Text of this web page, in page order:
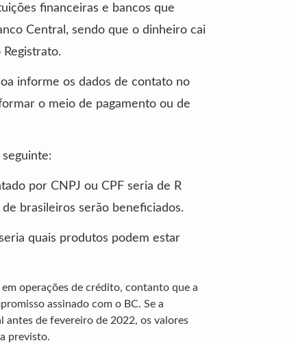
financeiras e bancos que
Central, sendo que o dinheiro cai
informe os dados de contato no
o meio de pagamento ou de
por CNPJ ou CPF seria de R
brasileiros serão beneficiados.
quais produtos podem estar
operações de crédito, contanto que a
assinado com o BC. Se a
antes de fevereiro de 2022, os valores
previsto.